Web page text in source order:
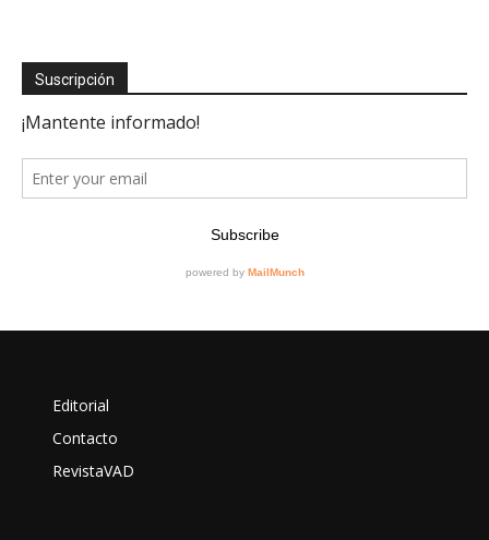
Suscripción
Editorial
Contacto
RevistaVAD